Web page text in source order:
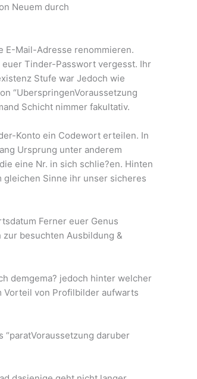
Neuem durch
E-Mail-Adresse renommieren.
Tinder-Passwort vergesst. Ihr
Stufe war Jedoch wie
“UberspringenVoraussetzung
Schicht nimmer fakultativ.
Konto ein Codewort erteilen. In
Ursprung unter anderem
eine Nr. in sich schlie?en. Hinten
gleichen Sinne ihr unser sicheres
Ferner euer Genus
besuchten Ausbildung &
demgema? jedoch hinter welcher
Vorteil von Profilbilder aufwarts
daruber